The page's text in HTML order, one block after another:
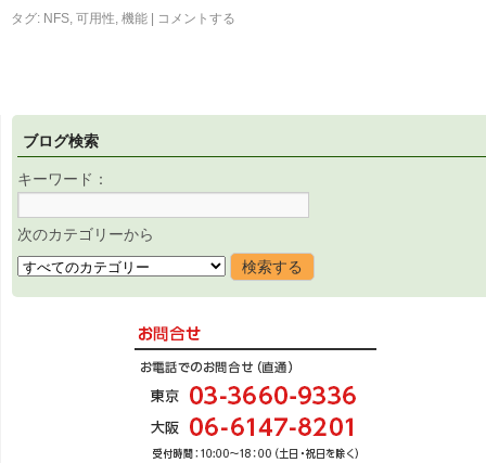
タグ: NFS, 可用性, 機能 コメントする
ブログ検索
キーワード：
次のカテゴリーから